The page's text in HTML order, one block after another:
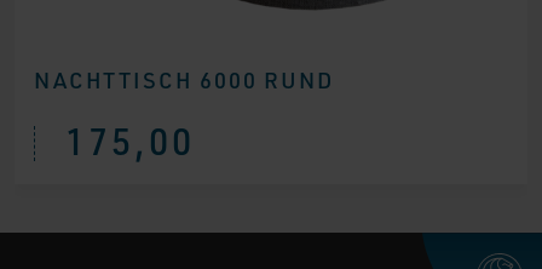
NACHTTISCH 6000 RUND
175,00